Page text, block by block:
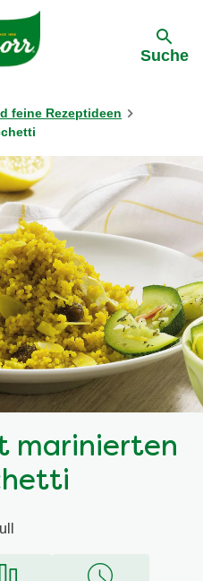
Suche
feine Rezeptideen
marinierten